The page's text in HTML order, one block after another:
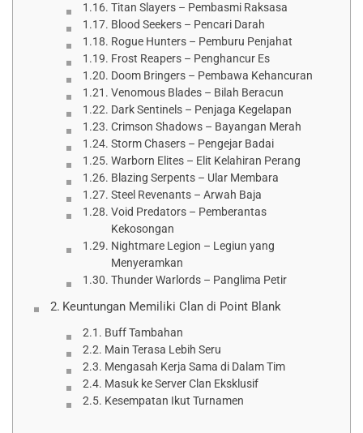
Titan Slayers – Pembasmi Raksasa
Blood Seekers – Pencari Darah
Rogue Hunters – Pemburu Penjahat
Frost Reapers – Penghancur Es
Doom Bringers – Pembawa Kehancuran
Venomous Blades – Bilah Beracun
Dark Sentinels – Penjaga Kegelapan
Crimson Shadows – Bayangan Merah
Storm Chasers – Pengejar Badai
Warborn Elites – Elit Kelahiran Perang
Blazing Serpents – Ular Membara
Steel Revenants – Arwah Baja
Void Predators – Pemberantas
Kekosongan
Nightmare Legion – Legiun yang
Menyeramkan
Thunder Warlords – Panglima Petir
Keuntungan Memiliki Clan di Point Blank
Buff Tambahan
Main Terasa Lebih Seru
Mengasah Kerja Sama di Dalam Tim
Masuk ke Server Clan Eksklusif
Kesempatan Ikut Turnamen